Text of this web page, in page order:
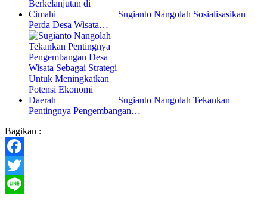
Sugianto Nangolah Sosialisasikan
Perda Desa Wisata…
Sugianto Nangolah Tekankan
Pentingnya Pengembangan…
Bagikan :
Facebook
Twitter